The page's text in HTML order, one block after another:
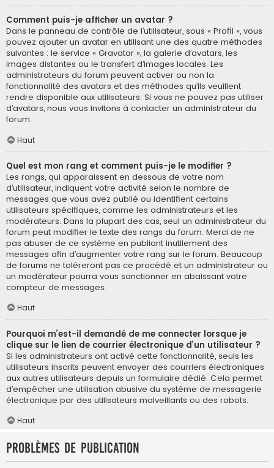
Comment puis-je afficher un avatar ?
Dans le panneau de contrôle de l’utilisateur, sous « Profil », vous
pouvez ajouter un avatar en utilisant une des quatre méthodes
suivantes : le service « Gravatar », la galerie d’avatars, les
images distantes ou le transfert d’images locales. Les
administrateurs du forum peuvent activer ou non la
fonctionnalité des avatars et des méthodes qu’ils veuillent
rendre disponible aux utilisateurs. Si vous ne pouvez pas utiliser
d’avatars, nous vous invitons à contacter un administrateur du
forum.
Haut
Quel est mon rang et comment puis-je le modifier ?
Les rangs, qui apparaissent en dessous de votre nom
d’utilisateur, indiquent votre activité selon le nombre de
messages que vous avez publié ou identifient certains
utilisateurs spécifiques, comme les administrateurs et les
modérateurs. Dans la plupart des cas, seul un administrateur du
forum peut modifier le texte des rangs du forum. Merci de ne
pas abuser de ce système en publiant inutilement des
messages afin d’augmenter votre rang sur le forum. Beaucoup
de forums ne toléreront pas ce procédé et un administrateur ou
un modérateur pourra vous sanctionner en abaissant votre
compteur de messages.
Haut
Pourquoi m’est-il demandé de me connecter lorsque je
clique sur le lien de courrier électronique d’un utilisateur ?
Si les administrateurs ont activé cette fonctionnalité, seuls les
utilisateurs inscrits peuvent envoyer des courriers électroniques
aux autres utilisateurs depuis un formulaire dédié. Cela permet
d’empêcher une utilisation abusive du système de messagerie
électronique par des utilisateurs malveillants ou des robots.
Haut
Problèmes de publication